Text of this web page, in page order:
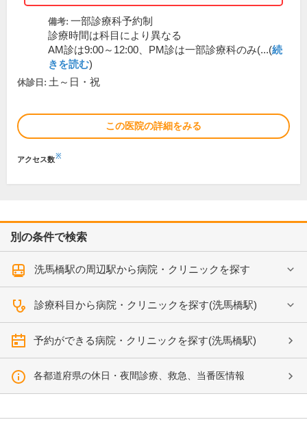
備考: 一部診療科予約制
診療時間は科目により異なる
AM診は9:00～12:00、PM診は一部診療科のみ(...(続
きを読む)
休診日: 土～日・祝
この医院の詳細をみる
アクセス数※
別の条件で検索
洗馬橋駅の周辺駅から病院・クリニックを探す
診療科目から病院・クリニックを探す(洗馬橋駅)
予約ができる病院・クリニックを探す(洗馬橋駅)
各都道府県の休日・夜間診療、救急、当番医情報